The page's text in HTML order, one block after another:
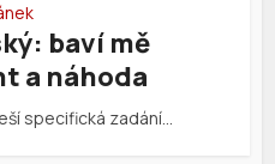
baví mě
a náhoda
specifická zadání…